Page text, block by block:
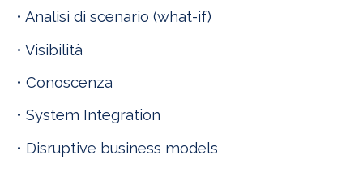
• Analisi di scenario (what-if)
• Visibilità
• Conoscenza
• System Integration
• Disruptive business models